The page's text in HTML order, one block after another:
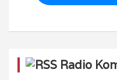
Radio